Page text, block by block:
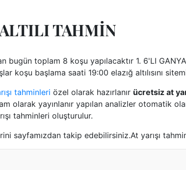
TAHMİN
bugün toplam 8 koşu yapılacaktır 1. 6'LI
koşu başlama saati 19:00 elazığ altılısını
tahminleri özel olarak hazırlanır ücretsiz at
olarak yayınlanır yapılan analizler otomatik
tahminleri oluşturulur.
sayfamızdan takip edebilirsiniz.At yarışı